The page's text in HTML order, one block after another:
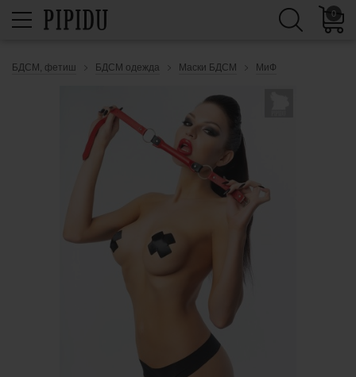
0
БДСМ, фетиш БДСМ одежда Маски БДСМ МиФ